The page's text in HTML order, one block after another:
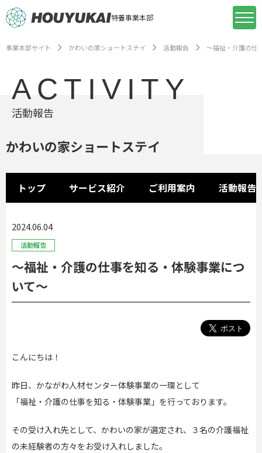
特養事業本部
事業本部サイト かわいの家ショートステイ 活動報告 ～福祉・介護の仕
ACTIVITY
活動報告
かわいの家ショートステイ
トップ サービス紹介 ご利用案内 活動報告
2024.06.04
活動報告
～福祉・介護の仕事を知る・体験事業につ
いて～
こんにちは！
昨日、かながわ人材センター体験事業の一環として
「福祉・介護の仕事を知る・体験事業」を行っております。
その受け入れ先として、かわいの家が選定され、３名の介護福祉
の未経験者の方々をお受け入れしました。